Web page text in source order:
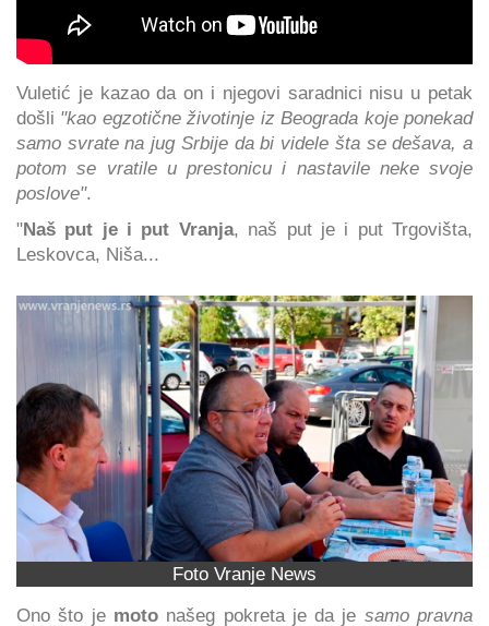
Vuletić je kazao da on i njegovi saradnici nisu u petak
došli "kao egzotične životinje iz Beograda koje ponekad
samo svrate na jug Srbije da bi videle šta se dešava, a
potom se vratile u prestonicu i nastavile neke svoje
poslove".
"Naš put je i put Vranja, naš put je i put Trgovišta,
Leskovca, Niša...
Foto Vranje News
Ono što je motonašeg pokreta je da je samo pravna